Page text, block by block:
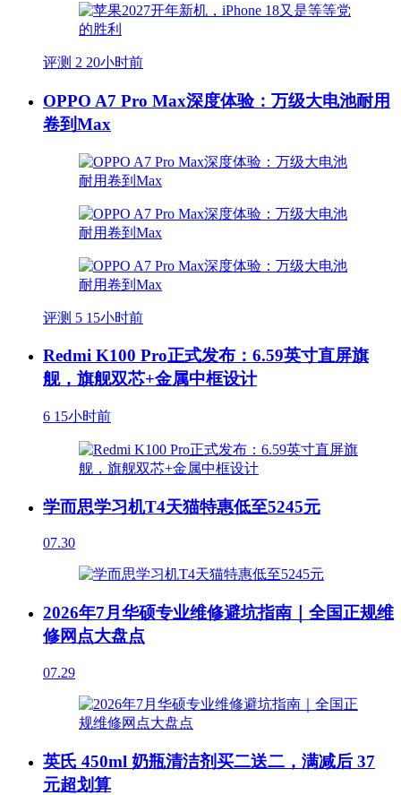
评测 2 20小时前
OPPO A7 Pro Max深度体验：万级大电池耐用
卷到Max
评测 5 15小时前
Redmi K100 Pro正式发布：6.59英寸直屏旗
舰，旗舰双芯+金属中框设计
6 15小时前
学而思学习机T4天猫特惠低至5245元
07.30
2026年7月华硕专业维修避坑指南｜全国正规维
修网点大盘点
07.29
英氏 450ml 奶瓶清洁剂买二送二，满减后 37
元超划算